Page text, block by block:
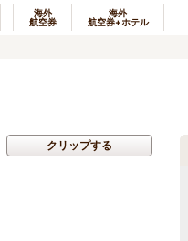
海外
航空券
海外
航空券+ホテル
クリップする